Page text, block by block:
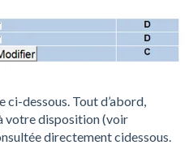
dessous. Tout d’abord,
votre disposition (voir
directement cidessous.